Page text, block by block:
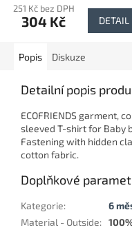
251 Kč bez DPH
304 Kč DETAIL
Popis Diskuze
Detailní popis
ECOFRIENDS garment,
sleeved T-shirt for Baby
Fastening with hidden
cotton fabric.
Doplňkové
Kategorie:
6
Material - Outside: